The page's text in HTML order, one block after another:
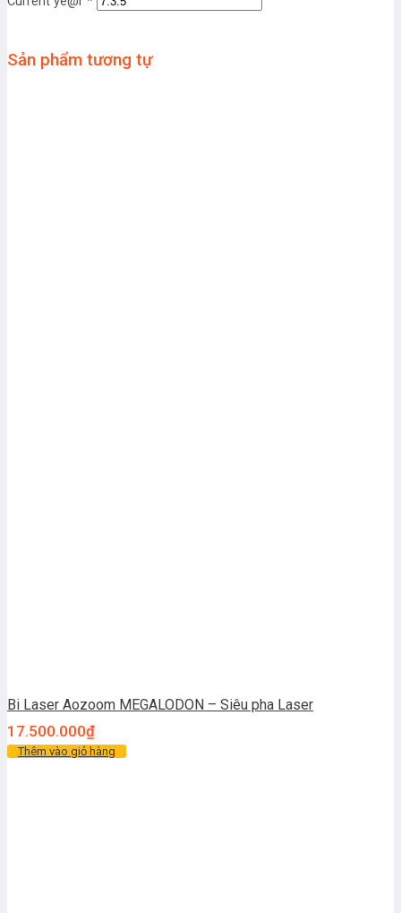
Sản phẩm tương tự
Bi Laser Aozoom MEGALODON – Siêu pha Laser
17.500.000₫
Thêm vào giỏ hàng